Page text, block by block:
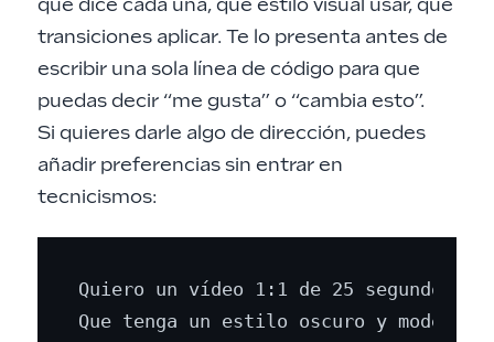
qué dice cada una, qué estilo visual usar, qué
transiciones aplicar. Te lo presenta antes de
escribir una sola línea de código para que
puedas decir “me gusta” o “cambia esto”.
Si quieres darle algo de dirección, puedes
añadir preferencias sin entrar en
tecnicismos:
Quiero un vídeo 1:1 de 25 segundos
Que tenga un estilo oscuro y moderno.